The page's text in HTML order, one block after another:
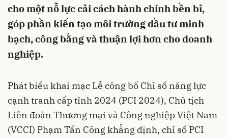
cho một nỗ lực cải cách hành chính bền bỉ,
góp phần kiến tạo môi trường đầu tư minh
bạch, công bằng và thuận lợi hơn cho doanh
nghiệp.
Phát biểu khai mạc Lễ công bố Chỉ số năng lực
cạnh tranh cấp tỉnh 2024 (PCI 2024), Chủ tịch
Liên đoàn Thương mại và Công nghiệp Việt Nam
(VCCI) Phạm Tấn Công khẳng định, chỉ số PCI
Hủy Gửi